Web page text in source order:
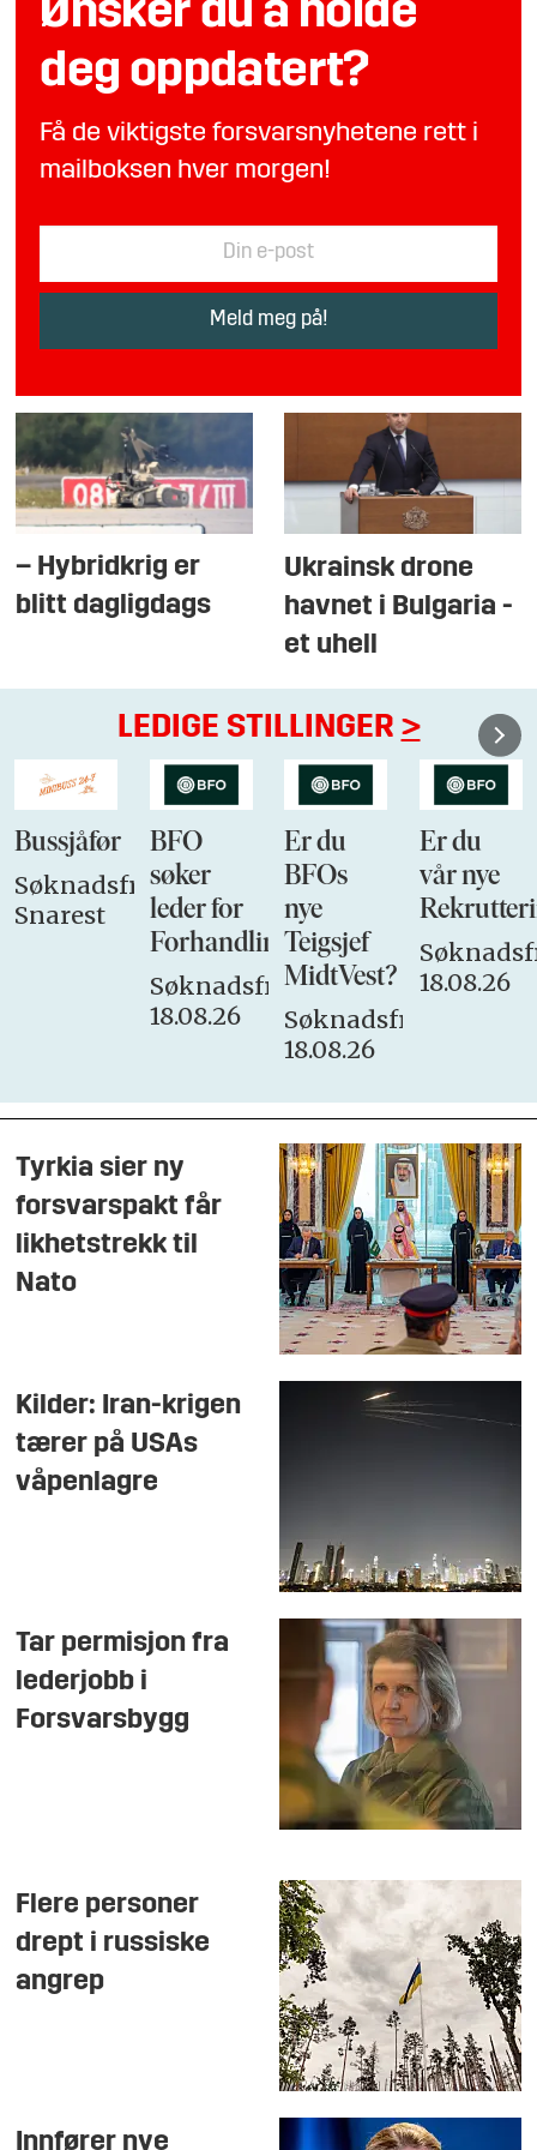
Ønsker du å holde
deg oppdatert?
Få de viktigste forsvarsnyhetene rett i
mailboksen hver morgen!
– Hybridkrig er
blitt dagligdags
Ukrainsk drone
havnet i Bulgaria -
et uhell
LEDIGE STILLINGER >
Bussjåfør
Søknadsfrist:
Snarest
BFO
søker
leder for
Forhandlingsutvalget
Søknadsfrist:
18.08.26
Er du
BFOs
nye
Teigsjef
MidtVest?
Søknadsfrist:
18.08.26
Er du
vår nye
18.08.26
Tyrkia sier ny
forsvarspakt får
likhetstrekk til
Nato
Kilder: Iran-krigen
tærer på USAs
våpenlagre
Tar permisjon fra
lederjobb i
Forsvarsbygg
Flere personer
drept i russiske
angrep
Innfører nye